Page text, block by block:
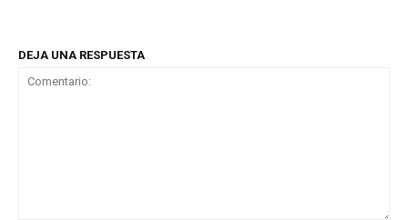
DEJA UNA RESPUESTA